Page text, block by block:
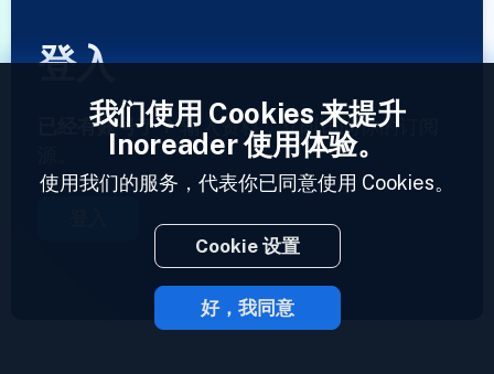
登入
已经有账号了？输入资料，立即访问你的订阅
2023 © Inoreader
我们使用 Cookies 来提升
Inoreader 使用体验。
使用我们的服务，代表你已同意使用 Cookies。
Cookie 设置
好，我同意